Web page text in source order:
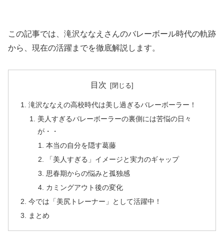
この記事では、滝沢ななえさんのバレーボール時代の軌跡
から、現在の活躍までを徹底解説します。
目次
滝沢ななえの高校時代は美し過ぎるバレーボーラー！
美人すぎるバレーボーラーの裏側には苦悩の日々
が・・
本当の自分を隠す葛藤
「美人すぎる」イメージと実力のギャップ
思春期からの悩みと孤独感
カミングアウト後の変化
今では「美尻トレーナー」として活躍中！
まとめ